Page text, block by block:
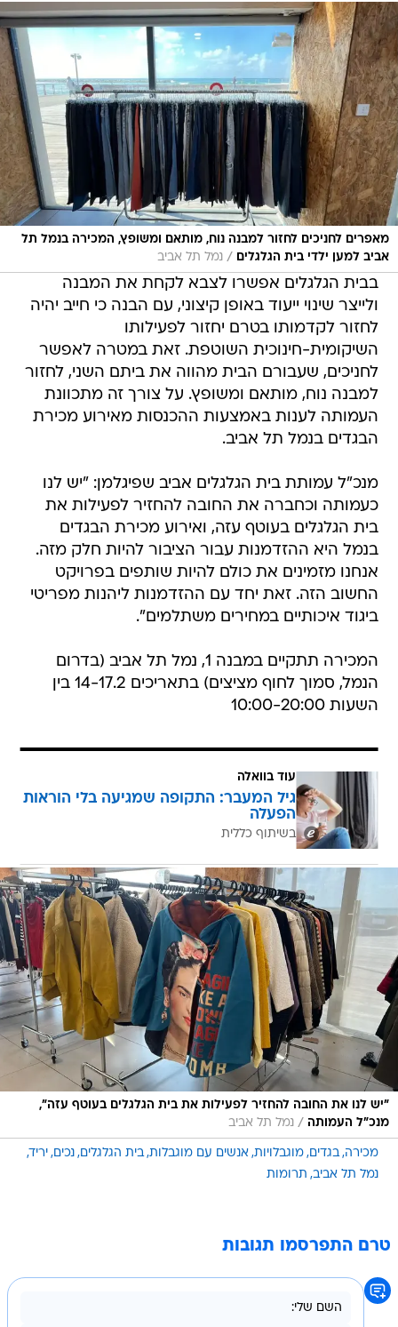
מאפרים לחניכים לחזור למבנה נוח, מותאם ומשופץ, המכירה בנמל תל
אביב למען ילדי בית הגלגלים
/ נמל תל אביב
בבית הגלגלים אפשרו לצבא לקחת את המבנה
ולייצר שינוי ייעוד באופן קיצוני, עם הבנה כי חייב יהיה
לחזור לקדמותו בטרם יחזור לפעילותו
השיקומית-חינוכית השוטפת. זאת במטרה לאפשר
לחניכים, שעבורם הבית מהווה את ביתם השני, לחזור
למבנה נוח, מותאם ומשופץ. על צורך זה מתכוונת
העמותה לענות באמצעות ההכנסות מאירוע מכירת
הבגדים בנמל תל אביב.
מנכ"ל עמותת בית הגלגלים אביב שפיגלמן: "יש לנו
כעמותה וכחברה את החובה להחזיר לפעילות את
בית הגלגלים בעוטף עזה, ואירוע מכירת הבגדים
בנמל היא ההזדמנות עבור הציבור להיות חלק מזה.
אנחנו מזמינים את כולם להיות שותפים בפרויקט
החשוב הזה. זאת יחד עם ההזדמנות ליהנות מפריטי
ביגוד איכותיים במחירים משתלמים".
המכירה תתקיים במבנה 1, נמל תל אביב (בדרום
הנמל, סמוך לחוף מציצים) בתאריכים 14-17.2 בין
השעות 10:00-20:00
עוד בוואלה
גיל המעבר: התקופה שמגיעה בלי הוראות
הפעלה
בשיתוף כללית
"יש לנו את החובה להחזיר לפעילות את בית הגלגלים בעוטף עזה",
מנכ"ל העמותה / נמל תל אביב
מכירה בגדים מוגבלויות אנשים עם מוגבלות בית הגלגלים נכים יריד
נמל תל אביב תרומות
טרם התפרסמו תגובות